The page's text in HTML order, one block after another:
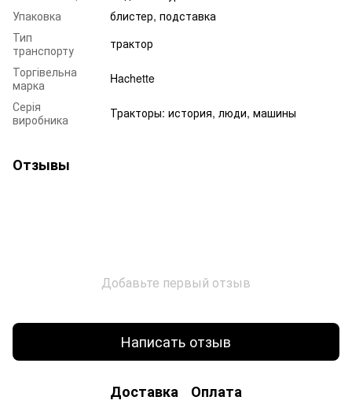
Упаковка
блистер, подставка
Тип
транспорту
трактор
Торгівельна
марка
Hachette
Серія
виробника
Тракторы: история, люди, машины
Отзывы
Добавьте первый отзыв
Написать отзыв
Доставка Оплата